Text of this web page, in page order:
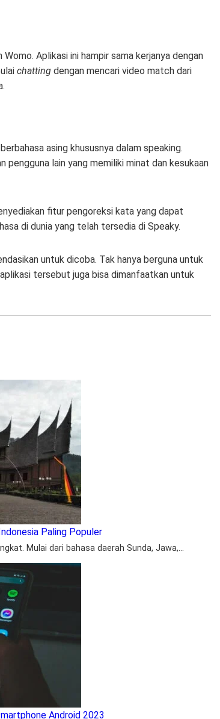
Aplikasi ini hampir sama kerjanya dengan
chatting dengan mencari video match dari
asing khususnya dalam speaking.
pengguna lain yang memiliki minat dan kesukaan
fitur pengoreksi kata yang dapat
di dunia yang telah tersedia di Speaky.
untuk dicoba. Tak hanya berguna untuk
tersebut juga bisa dimanfaatkan untuk
Paling Populer
Mulai dari bahasa daerah Sunda, Jawa,…
Android 2023